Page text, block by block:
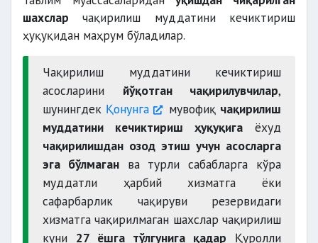
шахслар чақирилиш муддатини кечиктириш
ҳуқуқидан маҳрум бўладилар.
Чақирилиш муддатини кечиктириш
асосларини йўқотган чақирилувчилар,
шунингдек Қонунга мувофиқ чақирилиш
муддатини кечиктириш ҳуқуқига ёхуд
чақирилишдан озод этиш учун асосларга
эга бўлмаганва турли сабабларга кўра
муддатли ҳарбий хизматга ёки
сафарбарлик чақируви резервидаги
хизматга чақирилмаган шахслар чақирилиш
куни 27 ёшга тўлгунига қадар Қуролли